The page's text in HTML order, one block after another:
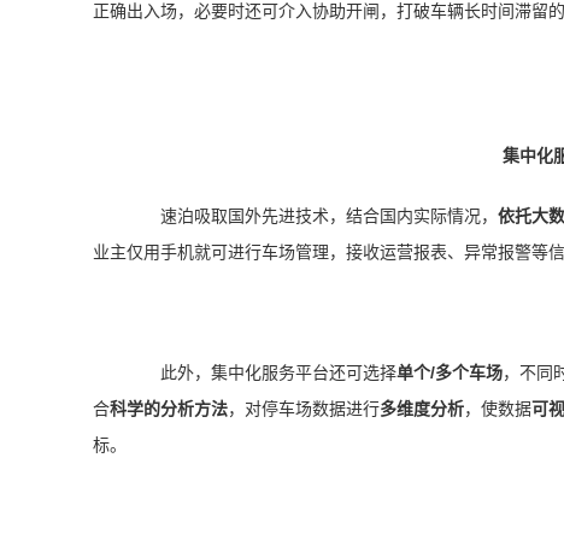
正确出入场，必要时还可介入协助开闸，打破车辆长时间滞留的
集中化
速泊吸取国外先进技术，结合国内实际情况， 依托大
业主仅用手机就可进行车场管理，接收运营报表、异常报警等
此外，集中化服务平台还可选择单个/多个车场，不同
合科学的分析方法，对停车场数据进行多维度分析，使数据可
标。